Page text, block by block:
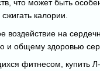
что может быть
калории.
на
общему здоровью
фитнесом, купить